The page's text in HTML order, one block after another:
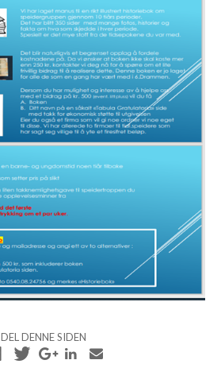
DEL DENNE SIDEN